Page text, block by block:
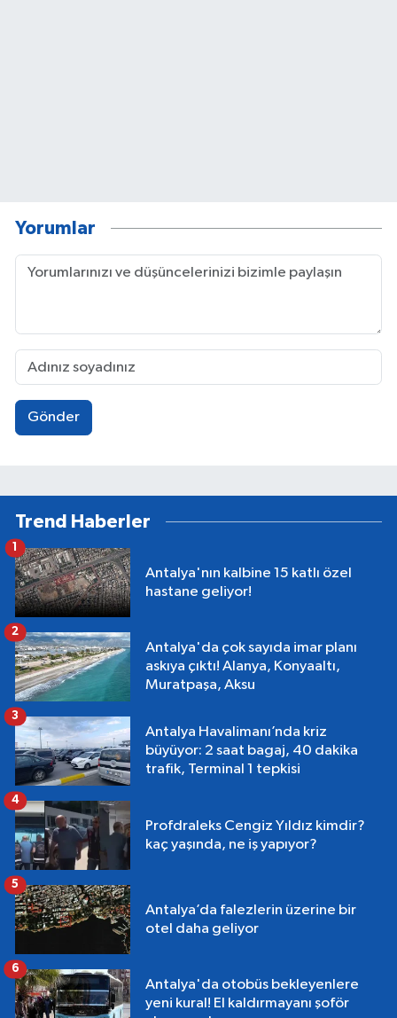
Yorumlar
Gönder
Trend Haberler
Antalya'nın kalbine 15 katlı özel
hastane geliyor!
1
Antalya'da çok sayıda imar planı
askıya çıktı! Alanya, Konyaaltı,
Muratpaşa, Aksu
2
Antalya Havalimanı’nda kriz
büyüyor: 2 saat bagaj, 40 dakika
trafik, Terminal 1 tepkisi
3
Profdraleks Cengiz Yıldız kimdir?
kaç yaşında, ne iş yapıyor?
4
Antalya’da falezlerin üzerine bir
otel daha geliyor
5
Antalya'da otobüs bekleyenlere
yeni kural! El kaldırmayanı şoför
6